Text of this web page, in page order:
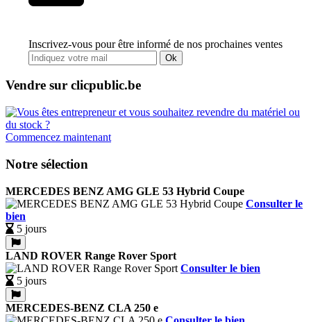
Inscrivez-vous pour être informé de nos prochaines ventes
Ok
Vendre sur clicpublic.be
Commencez maintenant
Notre sélection
MERCEDES BENZ AMG GLE 53 Hybrid Coupe
Consulter le
bien
5 jours
LAND ROVER Range Rover Sport
Consulter le bien
5 jours
MERCEDES-BENZ CLA 250 e